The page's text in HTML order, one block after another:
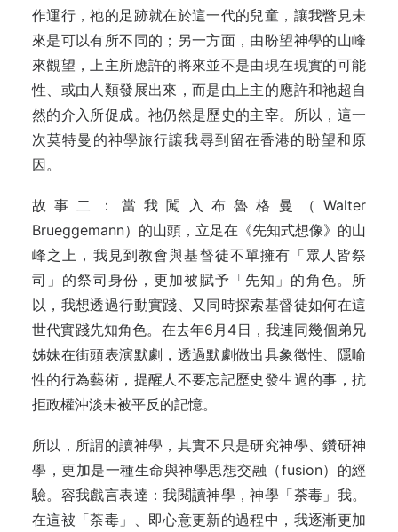
作運行，祂的足跡就在於這一代的兒童，讓我瞥見未
來是可以有所不同的；另一方面，由盼望神學的山峰
來觀望，上主所應許的將來並不是由現在現實的可能
性、或由人類發展出來，而是由上主的應許和祂超自
然的介入所促成。祂仍然是歷史的主宰。所以，這一
次莫特曼的神學旅行讓我尋到留在香港的盼望和原
因。
故事二：當我闖入布魯格曼（Walter
Brueggemann）的山頭，立足在《先知式想像》的山
峰之上，我見到教會與基督徒不單擁有「眾人皆祭
司」的祭司身份，更加被賦予「先知」的角色。所
以，我想透過行動實踐、又同時探索基督徒如何在這
世代實踐先知角色。在去年6月4日，我連同幾個弟兄
姊妹在街頭表演默劇，透過默劇做出具象徵性、隱喻
性的行為藝術，提醒人不要忘記歷史發生過的事，抗
拒政權沖淡未被平反的記憶。
所以，所謂的讀神學，其實不只是研究神學、鑽研神
學，更加是一種生命與神學思想交融（fusion）的經
驗。容我戲言表達：我閱讀神學，神學「荼毒」我。
在這被「荼毒」、即心意更新的過程中，我逐漸更加